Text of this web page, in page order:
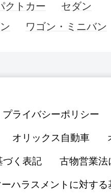
クトカー
セダン
ワゴン・ミニバン
プライバシーポリシー
オリックス自動車
づく表記 古物営業法
ハラスメントに対する